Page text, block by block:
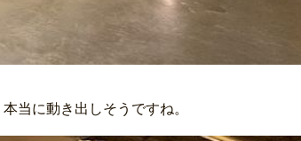
当に動き出しそうですね。